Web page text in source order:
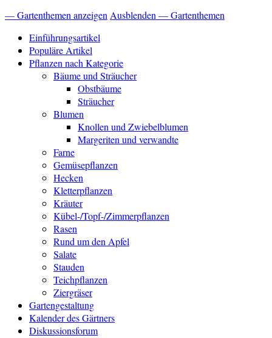
— Gartenthemen anzeigenAusblenden — Gartenthemen
Einführungsartikel
Populäre Artikel
Pflanzen nach Kategorie
Bäume und Sträucher
Obstbäume
Sträucher
Blumen
Knollen und Zwiebelblumen
Margeriten und verwandte
Farne
Gemüsepflanzen
Hecken
Kletterpflanzen
Kräuter
Kübel-/Topf-/Zimmerpflanzen
Rasen
Rund um den Apfel
Salate
Stauden
Teichpflanzen
Ziergräser
Gartengestaltung
Kalender des Gärtners
Diskussionsforum